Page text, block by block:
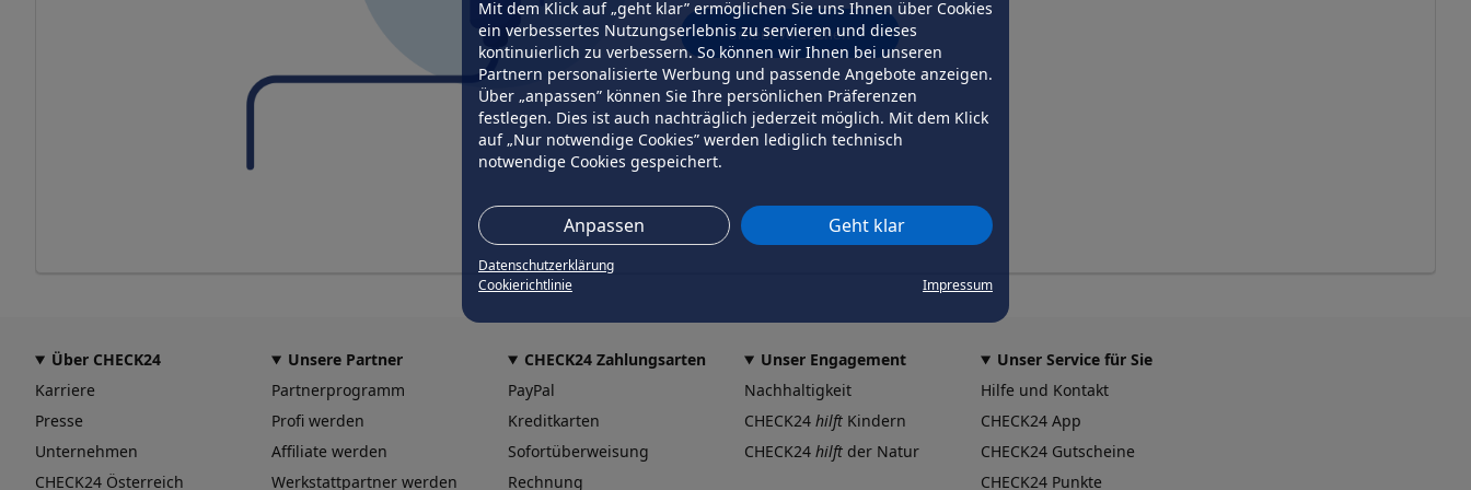
Mit dem Klick auf „geht klar” ermöglichen Sie uns Ihnen über Cookies
ein verbessertes Nutzungserlebnis zu servieren und dieses
kontinuierlich zu verbessern. So können wir Ihnen bei unseren
Partnern personalisierte Werbung und passende Angebote anzeigen.
Über „anpassen” können Sie Ihre persönlichen Präferenzen
festlegen. Dies ist auch nachträglich jederzeit möglich. Mit dem Klick
auf „Nur notwendige Cookies” werden lediglich technisch
notwendige Cookies gespeichert.
Anpassen Geht klar
Datenschutzerklärung
Cookierichtlinie
Impressum
erneut versuchen
Über CHECK24
Karriere
Presse
Unternehmen
CHECK24 Österreich
Unsere Partner
Partnerprogramm
Profi werden
Affiliate werden
Werkstattpartner werden
CHECK24 Zahlungsarten
PayPal
Kreditkarten
Sofortüberweisung
Rechnung
Unser Engagement
Nachhaltigkeit
CHECK24 hilft Kindern
CHECK24 hilft der Natur
Unser Service für Sie
Hilfe und Kontakt
CHECK24 App
CHECK24 Gutscheine
CHECK24 Punkte